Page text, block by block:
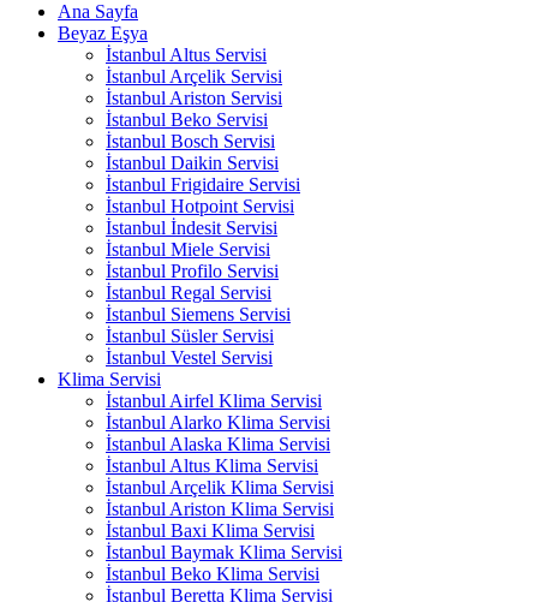
Ana Sayfa
Beyaz Eşya
İstanbul Altus Servisi
İstanbul Arçelik Servisi
İstanbul Ariston Servisi
İstanbul Beko Servisi
İstanbul Bosch Servisi
İstanbul Daikin Servisi
İstanbul Frigidaire Servisi
İstanbul Hotpoint Servisi
İstanbul İndesit Servisi
İstanbul Miele Servisi
İstanbul Profilo Servisi
İstanbul Regal Servisi
İstanbul Siemens Servisi
İstanbul Süsler Servisi
İstanbul Vestel Servisi
Klima Servisi
İstanbul Airfel Klima Servisi
İstanbul Alarko Klima Servisi
İstanbul Alaska Klima Servisi
İstanbul Altus Klima Servisi
İstanbul Arçelik Klima Servisi
İstanbul Ariston Klima Servisi
İstanbul Baxi Klima Servisi
İstanbul Baymak Klima Servisi
İstanbul Beko Klima Servisi
İstanbul Beretta Klima Servisi